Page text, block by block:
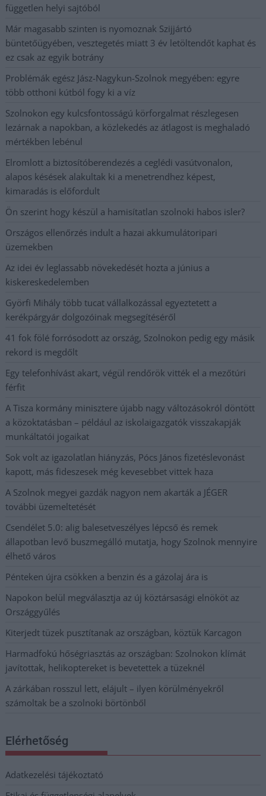
független helyi sajtóból
Már magasabb szinten is nyomoznak Szijjártó
büntetőügyében, vesztegetés miatt 3 év letöltendőt kaphat és
ez csak az egyik botrány
Problémák egész Jász-Nagykun-Szolnok megyében: egyre
több otthoni kútból fogy ki a víz
Szolnokon egy kulcsfontosságú körforgalmat részlegesen
lezárnak a napokban, a közlekedés az átlagost is meghaladó
mértékben lebénul
Elromlott a biztosítóberendezés a ceglédi vasútvonalon,
alapos késések alakultak ki a menetrendhez képest,
kimaradás is előfordult
Ön szerint hogy készül a hamisítatlan szolnoki habos isler?
Országos ellenőrzés indult a hazai akkumulátoripari
üzemekben
Az idei év leglassabb növekedését hozta a június a
kiskereskedelemben
Györfi Mihály több tucat vállalkozással egyeztetett a
kerékpárgyár dolgozóinak megsegítéséről
41 fok fölé forrósodott az ország, Szolnokon pedig egy másik
rekord is megdőlt
Egy telefonhívást akart, végül rendőrök vitték el a mezőtúri
férfit
A Tisza kormány minisztere újabb nagy változásokról döntött
a közoktatásban – például az iskolaigazgatók visszakapják
munkáltatói jogaikat
Sok volt az igazolatlan hiányzás, Pócs János fizetéslevonást
kapott, más fideszesek még kevesebbet vittek haza
A Szolnok megyei gazdák nagyon nem akarták a JÉGER
további üzemeltetését
Csendélet 5.0: alig balesetveszélyes lépcső és remek
állapotban levő buszmegálló mutatja, hogy Szolnok mennyire
élhető város
Pénteken újra csökken a benzin és a gázolaj ára is
Napokon belül megválasztja az új köztársasági elnököt az
Országgyűlés
Kiterjedt tüzek pusztítanak az országban, köztük Karcagon
Harmadfokú hőségriasztás az országban: Szolnokon klímát
javítottak, helikoptereket is bevetettek a tüzeknél
A zárkában rosszul lett, elájult – ilyen körülményekről
számoltak be a szolnoki börtönből
Elérhetőség
Adatkezelési tájékoztató